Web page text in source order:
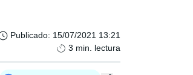
Publicado: 15/07/2021 13:21
3 min. lectura